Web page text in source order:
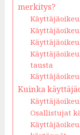
merkitys?
tausta
Kuinka
Osallistujat